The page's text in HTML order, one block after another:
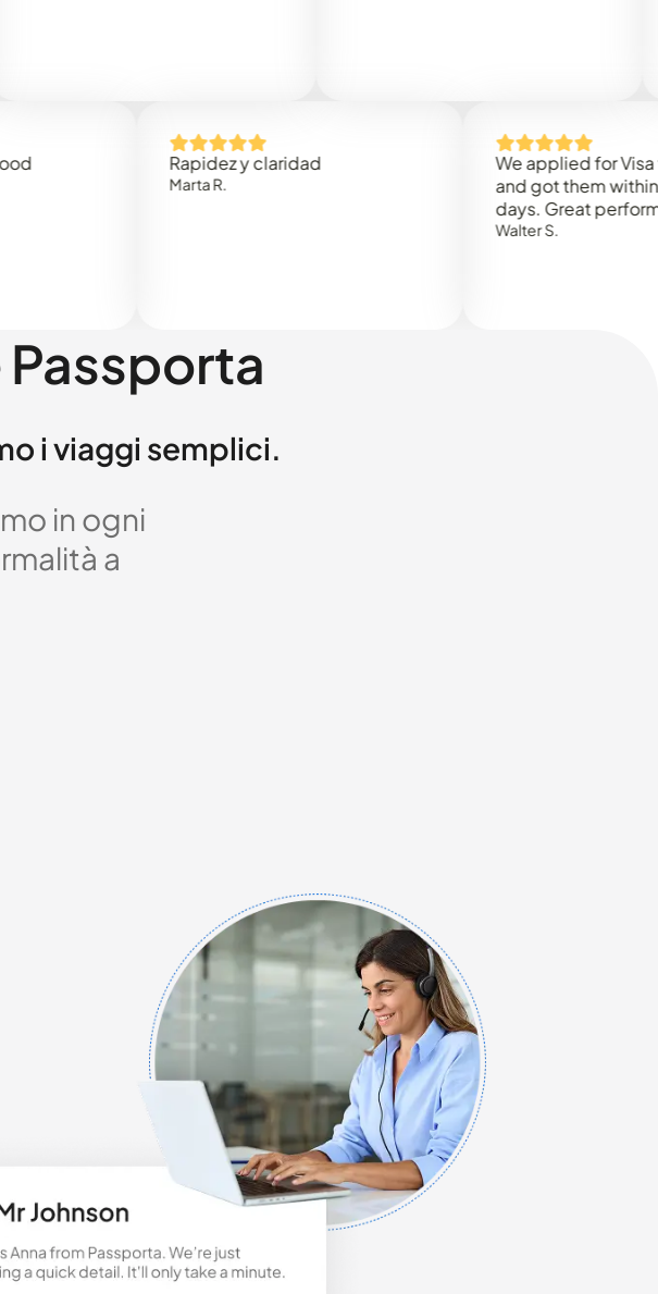
Rapidez y claridad
We applied for Visa to
and got them within 3
days. Great performance!
Walter S.
i viaggi semplici.
in ogni
a